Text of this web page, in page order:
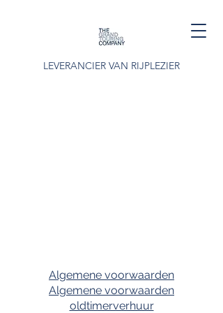
LEVERANCIER VAN RIJPLEZIER
Algemene voorwaarden
Algemene voorwaarden
oldtimerverhuur